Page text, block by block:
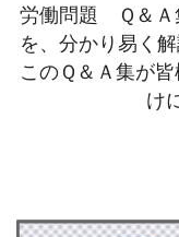
労働問題 Ｑ＆Ａ
を、分かり易く
このＱ＆Ａ集が
け